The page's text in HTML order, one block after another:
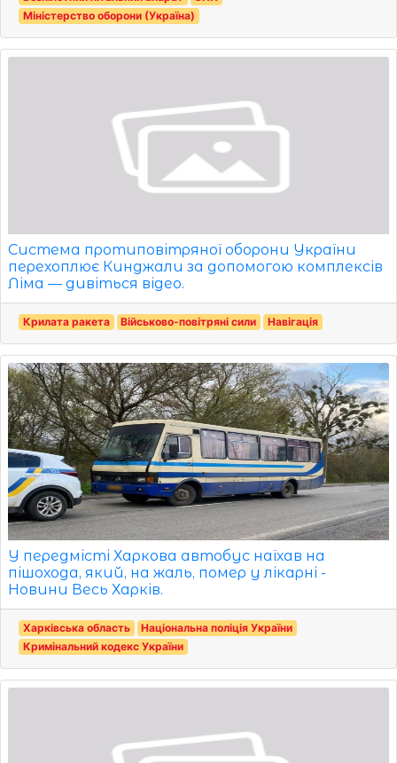
Міністерство оборони (Україна)
Система протиповітряної оборони України
перехоплює Кинджали за допомогою комплексів
Ліма — дивіться відео.
Крилата ракета Військово-повітряні сили Навігація
У передмісті Харкова автобус наїхав на
пішохода, який, на жаль, помер у лікарні -
Новини Весь Харків.
Харківська область
Національна поліція України
Кримінальний кодекс України